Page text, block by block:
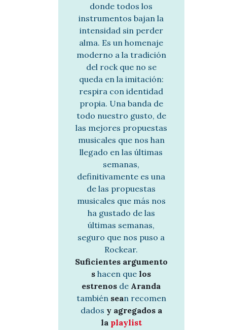
donde todos los
instrumentos bajan la
intensidad sin perder
alma. Es un homenaje
moderno a la tradición
del rock que no se
queda en la imitación:
respira con identidad
propia. Una banda de
todo nuestro gusto, de
las mejores propuestas
musicales que nos han
llegado en las últimas
semanas,
definitivamente es una
de las propuestas
musicales que más nos
ha gustado de las
últimas semanas,
seguro que nos puso a
Rockear.
Suficientes argumento
shacen quelos
estrenos de Aranda
también sean recomen
dados y agregados a
la playlist